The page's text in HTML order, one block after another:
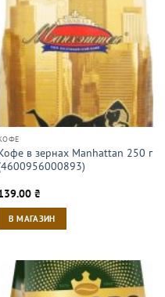
в зернах Manhattan 250 г
₴
В МАГАЗИН